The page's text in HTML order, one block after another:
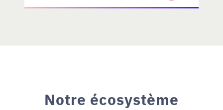
Notre écosystème